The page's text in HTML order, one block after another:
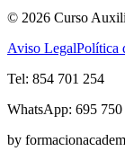
© 2026 Curso
Aviso LegalPolítica
Tel: 854 701 254
WhatsApp: 695 750
by